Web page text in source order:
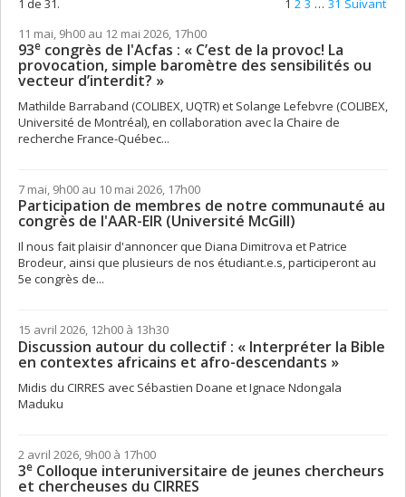
1 de 31. 1 2 3 … 31 Suivant
11 mai, 9h00 au 12 mai 2026, 17h00
93e congrès de l'Acfas : « C’est de la provoc! La
provocation, simple baromètre des sensibilités ou
vecteur d’interdit? »
Mathilde Barraband (COLIBEX, UQTR) et Solange Lefebvre (COLIBEX,
Université de Montréal), en collaboration avec la Chaire de
recherche France-Québec...
7 mai, 9h00 au 10 mai 2026, 17h00
Participation de membres de notre communauté au
congrès de l'AAR-EIR (Université McGill)
Il nous fait plaisir d'annoncer que Diana Dimitrova et Patrice
Brodeur, ainsi que plusieurs de nos étudiant.e.s, participeront au
5e congrès de...
15 avril 2026, 12h00 à 13h30
Discussion autour du collectif : « Interpréter la Bible
en contextes africains et afro-descendants »
Midis du CIRRES avec Sébastien Doane et Ignace Ndongala
Maduku
2 avril 2026, 9h00 à 17h00
3e Colloque interuniversitaire de jeunes chercheurs
et chercheuses du CIRRES